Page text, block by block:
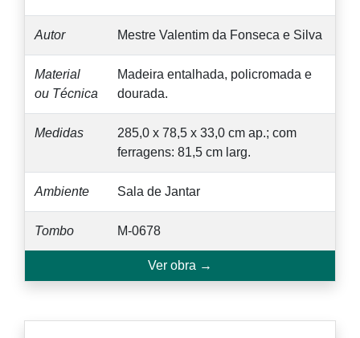
Autor Mestre Valentim da Fonseca e Silva
Material
ou Técnica
Madeira entalhada, policromada e
dourada.
Medidas
285,0 x 78,5 x 33,0 cm ap.; com
ferragens: 81,5 cm larg.
Ambiente Sala de Jantar
Tombo M-0678
Ver obra →